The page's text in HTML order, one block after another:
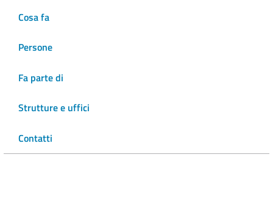
Cosa fa
Persone
Fa parte di
Strutture e uffici
Contatti